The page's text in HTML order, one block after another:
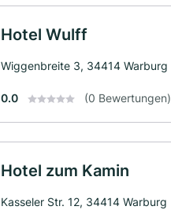
Hotel Wulff
Wiggenbreite 3, 34414 Warburg
0.0 (0 Bewertungen)
Hotel zum Kamin
Kasseler Str. 12, 34414 Warburg